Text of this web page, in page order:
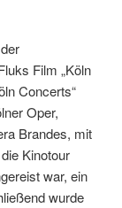
Film „Köln
Concerts“
Oper,
Brandes, mit
Kinotour
war, ein
wurde